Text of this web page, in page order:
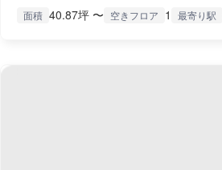
面積 40.87坪 〜 空きフロア 1 最寄り駅